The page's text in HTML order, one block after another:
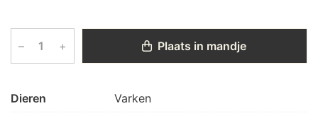
– + Plaats in mandje
Dieren
Varken